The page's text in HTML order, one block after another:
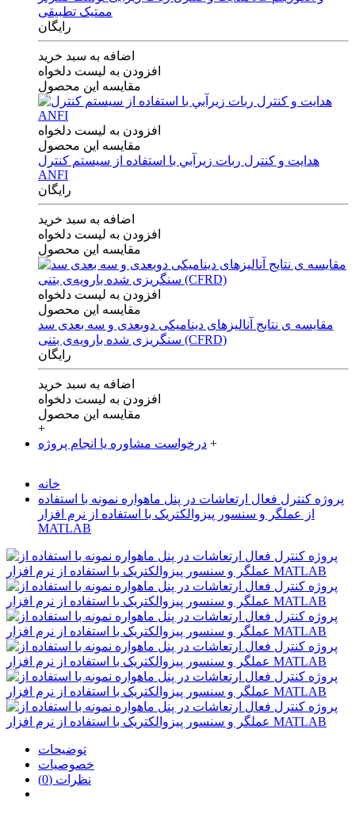
ممتیک تطبیقی
رایگان
اضافه به سبد خرید
افزودن به لیست دلخواه
مقایسه این محصول
افزودن به لیست دلخواه
مقایسه این محصول
هدايت و كنترل ربات زيرآبي با استفاده از سيستم كنترل
ANFI
رایگان
اضافه به سبد خرید
افزودن به لیست دلخواه
مقایسه این محصول
افزودن به لیست دلخواه
مقایسه این محصول
مقایسه ی‌ نتایج آنالیزهای‌ دینامیکی‌ دوبعدی‌ و‌ سه بعدی‌ سد
سنگریزی‌ شده با‌رویه‌ی‌ بتنی‌ (CFRD)
رایگان
اضافه به سبد خرید
افزودن به لیست دلخواه
مقایسه این محصول
+
درخواست مشاوره یا انجام پروژه +
خانه
پروژه کنترل فعال ارتعاشات در پنل ماهواره نمونه با استفاده
از عملگر و سنسور پیزوالکتریک با استفاده از نرم افزار
MATLAB
توضیحات
خصوصیات
نظرات (0)